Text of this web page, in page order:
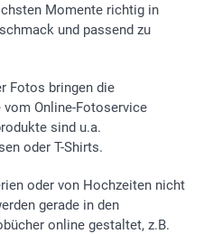
Momente richtig in
und passend zu
Fotos bringen die
Online-Fotoservice
sind u.a.
oder T-Shirts.
oder von Hochzeiten nicht
gerade in den
online gestaltet, z.B.